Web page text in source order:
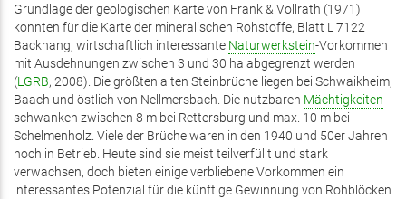
Grundlage der geologischen Karte von Frank & Vollrath (1971)
konnten für die Karte der mineralischen Rohstoffe, Blatt L 7122
Backnang, wirtschaftlich interessante Naturwerkstein-Vorkommen
mit Ausdehnungen zwischen 3 und 30 ha abgegrenzt werden
(LGRB, 2008). Die größten alten Steinbrüche liegen bei Schwaikheim,
Baach und östlich von Nellmersbach. Die nutzbaren Mächtigkeiten
schwanken zwischen 8 m bei Rettersburg und max. 10 m bei
Schelmenholz. Viele der Brüche waren in den 1940 und 50er Jahren
noch in Betrieb. Heute sind sie meist teilverfüllt und stark
verwachsen, doch bieten einige verbliebene Vorkommen ein
interessantes Potenzial für die künftige Gewinnung von Rohblöcken